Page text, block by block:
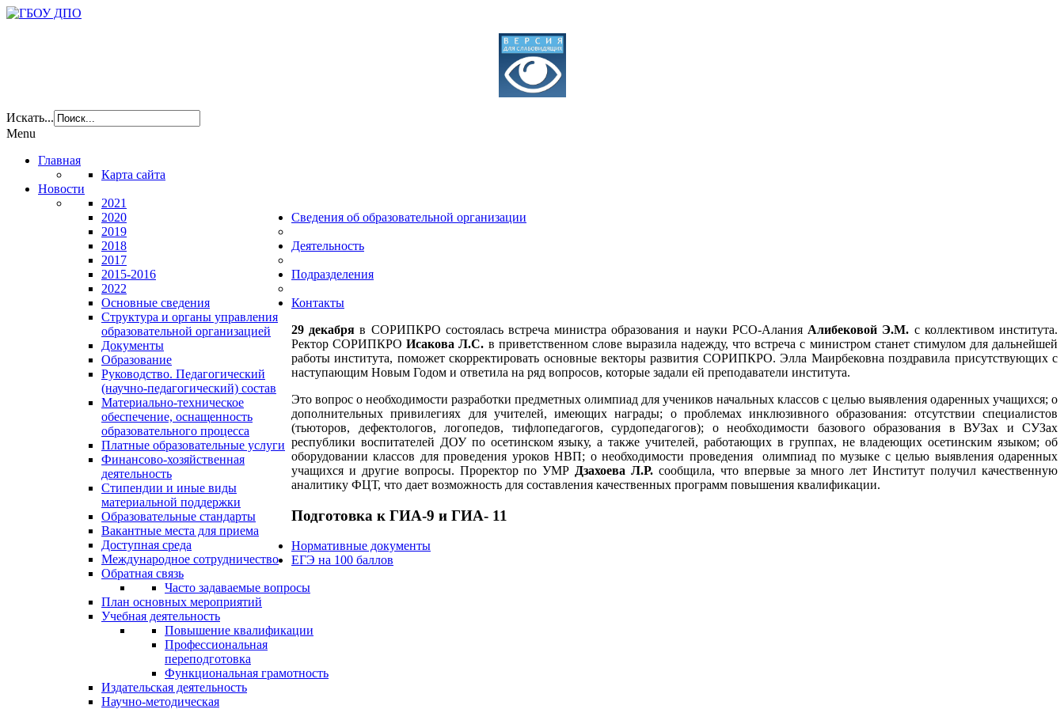
Искать...
Menu
Главная
Карта сайта
Новости
2021
2020
2019
2018
2017
2015-2016
2022
Сведения об образовательной организации
Основные сведения
Структура и органы управления
образовательной организацией
Документы
Образование
Руководство. Педагогический
(научно-педагогический) состав
Материально-техническое
обеспечение, оснащенность
образовательного процесса
Платные образовательные услуги
Финансово-хозяйственная
деятельность
Стипендии и иные виды
материальной поддержки
Образовательные стандарты
Вакантные места для приема
Доступная среда
Международное сотрудничество
Обратная связь
Часто задаваемые вопросы
Деятельность
План основных мероприятий
Учебная деятельность
Повышение квалификации
Профессиональная
переподготовка
Функциональная грамотность
Издательская деятельность
Научно-методическая
Подразделения
Контакты
29 декабря в СОРИПКРО состоялась встреча министра образования и науки РСО-Алания Алибековой Э.М. с коллективом института.
Ректор СОРИПКРОИсакова Л.С. в приветственном слове выразила надежду, что встреча с министром станет стимулом для дальнейшей
работы института, поможет скорректировать основные векторы развития СОРИПКРО. Элла Маирбековна поздравила присутствующих с
наступающим Новым Годом и ответила на ряд вопросов, которые задали ей преподаватели института.
Это вопрос о необходимости разработки предметных олимпиад для учеников начальных классов с целью выявления одаренных учащихся; о
дополнительных привилегиях для учителей, имеющих награды; о проблемах инклюзивного образования: отсутствии специалистов
(тьюторов, дефектологов, логопедов, тифлопедагогов, сурдопедагогов); о необходимости базового образования в ВУЗах и СУЗах
республики воспитателей ДОУ по осетинском языку, а также учителей, работающих в группах, не владеющих осетинским языком; об
оборудовании классов для проведения уроков НВП; о необходимости проведения олимпиад по музыке с целью выявления одаренных
учащихся и другие вопросы. Проректор по УМР Дзахоева Л.Р. сообщила, что впервые за много лет Институт получил качественную
аналитику ФЦТ, что дает возможность для составления качественных программ повышения квалификации.
Подготовка к ГИА-9 и ГИА- 11
Нормативные документы
ЕГЭ на 100 баллов